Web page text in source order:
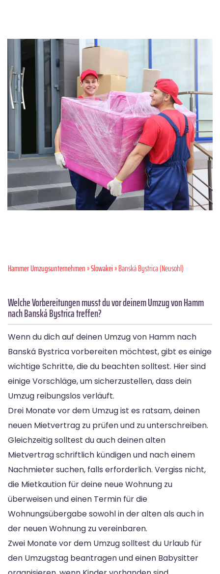
Hammer Umzugsunternehmen»Slowakei» Banská Bystrica (Neusohl)
Welche Vorbereitungen musst du vor deinem Umzug von Hamm
nach Banská Bystrica treffen?
Wenn du dich auf deinen Umzug von Hamm nach
Banská Bystrica vorbereiten möchtest, gibt es einige
wichtige Schritte, die du beachten solltest. Hier sind
einige Vorschläge, um sicherzustellen, dass dein
Umzug reibungslos verläuft.
Drei Monate vor dem Umzug ist es ratsam, deinen
neuen Mietvertrag zu prüfen und zu unterschreiben.
Gleichzeitig solltest du auch deinen alten
Mietvertrag schriftlich kündigen und nach einem
Nachmieter suchen, falls erforderlich. Vergiss nicht,
die Mietkaution für deine neue Wohnung zu
überweisen und einen Termin für die
Wohnungsübergabe sowohl in der alten als auch in
der neuen Wohnung zu vereinbaren.
Zwei Monate vor dem Umzug solltest du Urlaub für
den Umzugstag beantragen und einen Babysitter